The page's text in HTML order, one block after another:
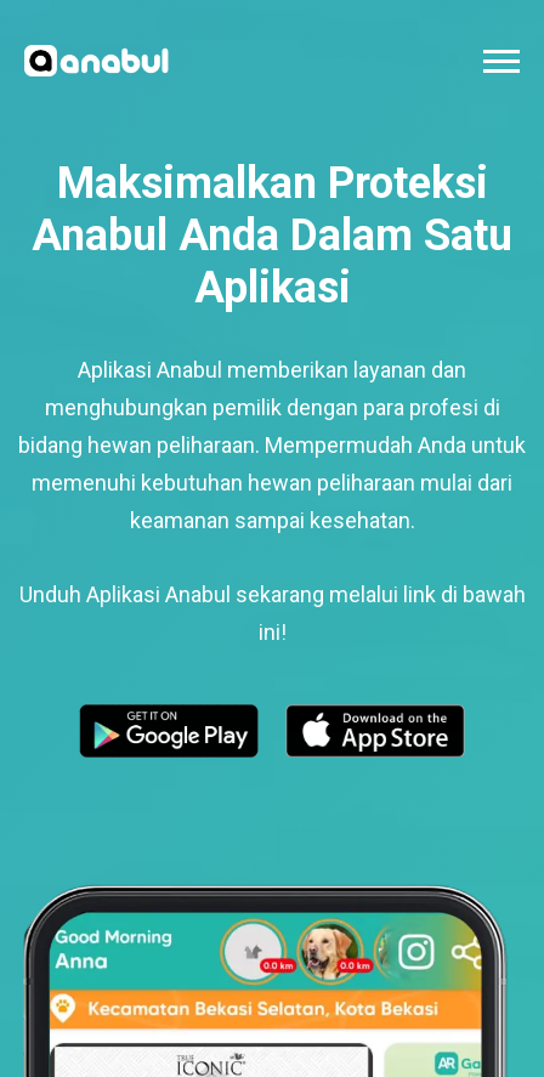
Maksimalkan Proteksi
Anabul Anda Dalam Satu
Aplikasi
Aplikasi Anabul memberikan layanan dan
menghubungkan pemilik dengan para profesi di
bidang hewan peliharaan. Mempermudah Anda untuk
memenuhi kebutuhan hewan peliharaan mulai dari
keamanan sampai kesehatan.
Unduh Aplikasi Anabul sekarang melalui link di bawah
ini!